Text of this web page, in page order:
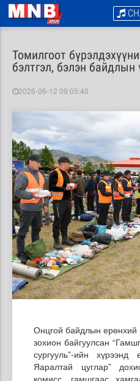
Томилгоот
бэлтгэл, бэлэн байдлын
2026-06-12 09:05:40
Онцгой байдлын ерөнхий
зохион байгуулсан
сургууль”-ийн
Яаралтай цуглар”
комисс, гамшгаас